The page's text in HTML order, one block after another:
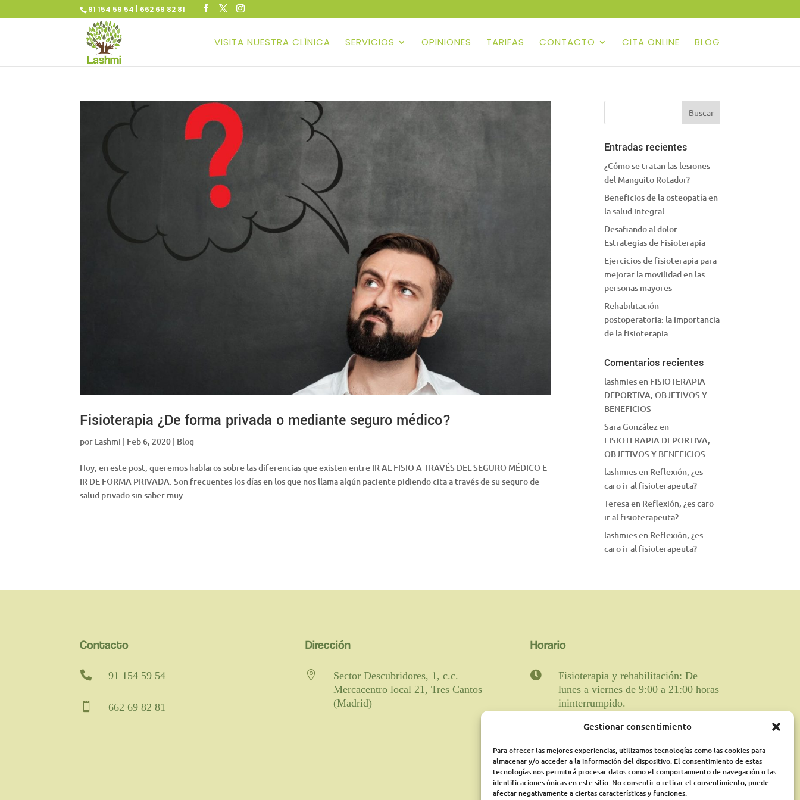
Gestionar consentimiento
Para ofrecer las mejores experiencias, utilizamos tecnologías como las cookies para
almacenar y/o acceder a la información del dispositivo. El consentimiento de estas
tecnologías nos permitirá procesar datos como el comportamiento de navegación o las
identificaciones únicas en este sitio. No consentir o retirar el consentimiento, puede
afectar negativamente a ciertas características y funciones.
91 154 59 54 | 662 69 82 81
VISITA NUESTRA CLÍNICA SERVICIOS OPINIONES TARIFAS CONTACTO CITA ONLINE BLOG
Fisioterapia ¿De forma privada o mediante seguro médico?
por Lashmi | Feb 6, 2020 | Blog
Hoy, en este post, queremos hablaros sobre las diferencias que existen entre IR AL FISIO A TRAVÉS DEL SEGURO MÉDICO E
IR DE FORMA PRIVADA. Son frecuentes los días en los que nos llama algún paciente pidiendo cita a través de su seguro de
salud privado sin saber muy...
Entradas recientes
¿Cómo se tratan las lesiones
del Manguito Rotador?
Beneficios de la osteopatía en
la salud integral
Desafiando al dolor:
Estrategias de Fisioterapia
Ejercicios de fisioterapia para
mejorar la movilidad en las
personas mayores
Rehabilitación
postoperatoria: la importancia
de la fisioterapia
Comentarios recientes
lashmiesen FISIOTERAPIA
DEPORTIVA, OBJETIVOS Y
BENEFICIOS
Sara Gonzálezen
FISIOTERAPIA DEPORTIVA,
OBJETIVOS Y BENEFICIOS
lashmiesen Reflexión, ¿es
caro ir al fisioterapeuta?
Teresaen Reflexión, ¿es caro
ir al fisioterapeuta?
lashmiesen Reflexión, ¿es
caro ir al fisioterapeuta?
Contacto
 91 154 59 54
 662 69 82 81
Dirección

Sector Descubridores, 1, c.c.
Mercacentro local 21, Tres Cantos
(Madrid)
Horario

Fisioterapia y rehabilitación: De
lunes a viernes de 9:00 a 21:00 horas
ininterrumpido.
Psicología: Lunes de 18:00 a 21:00
16:00a 21:00 pudiéndose ampliar
según disponibilidad
Médico Rehabilitador: Jueves de